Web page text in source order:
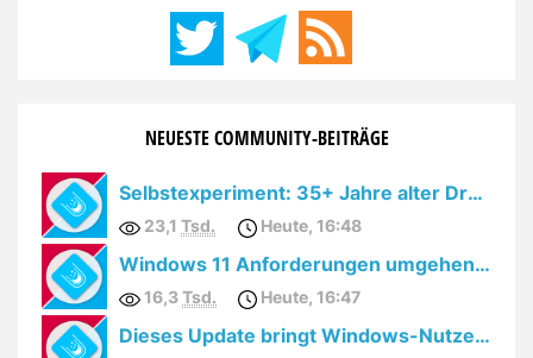
NEUESTE COMMUNITY-BEITRÄGE
Selbstexperiment: 35+ Jahre alter Drucker unter Windows 10
23,1 Tsd. Heute, 16:48
Windows 11 Anforderungen umgehen: YouTube löscht Videos
16,3Tsd. Heute, 16:47
Dieses Update bringt Windows-Nutzern den totalen Cloudzwang